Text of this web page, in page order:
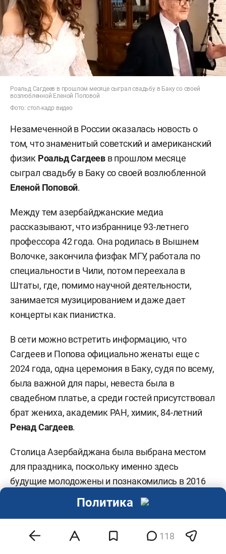
Роальд Сагдеев в прошлом месяце сыграл свадьбу в Баку со своей
возлюбленной Еленой Поповой
Фото: стоп-кадр видео
Незамеченной в России оказалась новость о
том, что знаменитый советский и американский
физик Роальд Сагдеев в прошлом месяце
сыграл свадьбу в Баку со своей возлюбленной
Еленой Поповой.
Между тем азербайджанские медиа
рассказывают, что избраннице 93-летнего
профессора 42 года. Она родилась в Вышнем
Волочке, закончила физфак МГУ, работала по
специальности в Чили, потом переехала в
Штаты, где, помимо научной деятельности,
занимается музицированием и даже дает
концерты как пианистка.
В сети можно встретить информацию, что
Сагдеев и Попова официально женаты еще с
2024 года, одна церемония в Баку, судя по всему,
была важной для пары, невеста была в
свадебном платье, а среди гостей присутствовал
брат жениха, академик РАН, химик, 84-летний
Ренад Сагдеев.
Столица Азербайджана была выбрана местом
для праздника, поскольку именно здесь
будущие молодожены и познакомились в 2016
году, тогда Сагдеев имел контракты с местными
118
Политика